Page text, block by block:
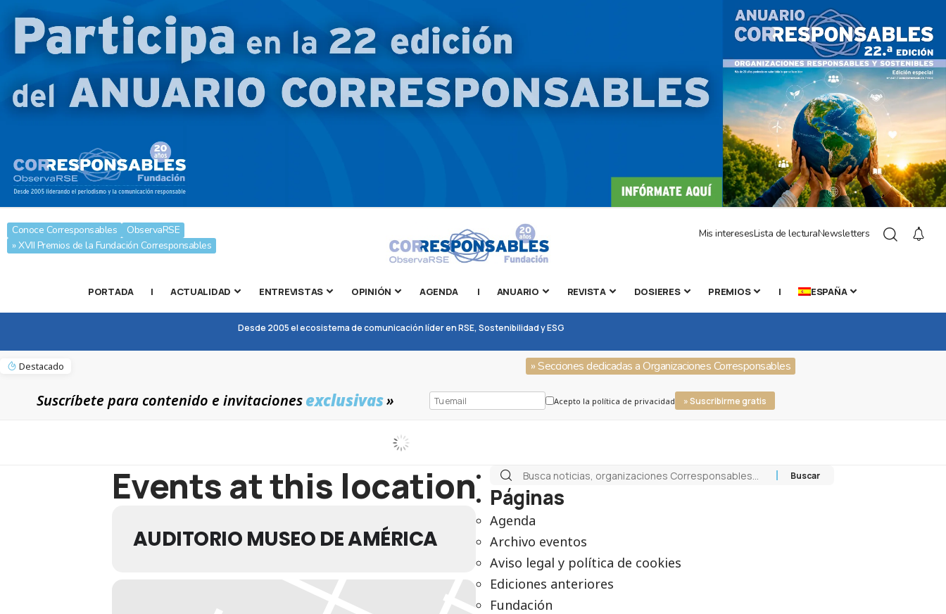
Conoce Corresponsables
ObservaRSE
» XVII Premios de la Fundación Corresponsables
Mis interesesLista de lecturaNewsletters
PORTADA | ACTUALIDAD ENTREVISTAS OPINIÓN AGENDA | ANUARIO REVISTA DOSIERES PREMIOS | ESPAÑA
Desde 2005 el ecosistema de comunicación líder en RSE, Sostenibilidad y ESG
Destacado » Secciones dedicadas a Organizaciones Corresponsables
Suscríbete para contenido e invitacionesexclusivas» Acepto la política de privacidad » Suscribirme gratis
Events at this location
AUDITORIO MUSEO DE AMÉRICA
Páginas
Agenda
Archivo eventos
Aviso legal y política de cookies
Ediciones anteriores
Fundación